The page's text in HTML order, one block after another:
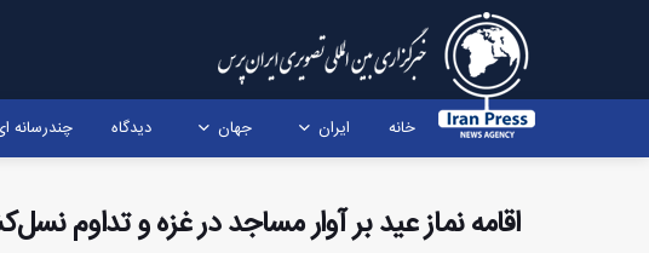
خانه ایران جهان دیدگاه چندرسانه
اقامه نماز عید بر آوار مساجد در غزه و تداوم